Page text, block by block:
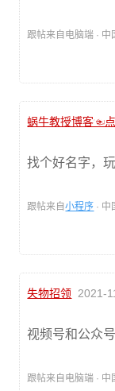
跟帖来自电脑端 · 中
蜗牛教授博客☜
找个好名字，
跟帖来自小程序 ·
失物招领 2021-
视频号和公众
跟帖来自电脑端 · 中